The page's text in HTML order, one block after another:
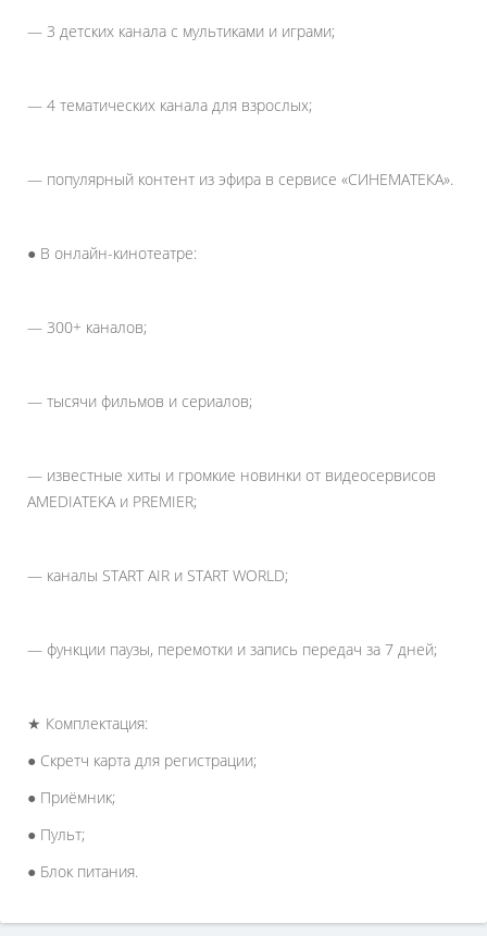
— 3 детских канала с мультиками и играми;
— 4 тематических канала для взрослых;
— популярный контент из эфира в сервисе «СИНЕМАТЕКА».
● В онлайн-кинотеатре:
— 300+ каналов;
— тысячи фильмов и сериалов;
— известные хиты и громкие новинки от видеосервисов
AMEDIATEKA и PREMIER;
— каналы START AIR и START WORLD;
— функции паузы, перемотки и запись передач за 7 дней;
★ Комплектация:
● Скретч карта для регистрации;
● Приёмник;
● Пульт;
● Блок питания.